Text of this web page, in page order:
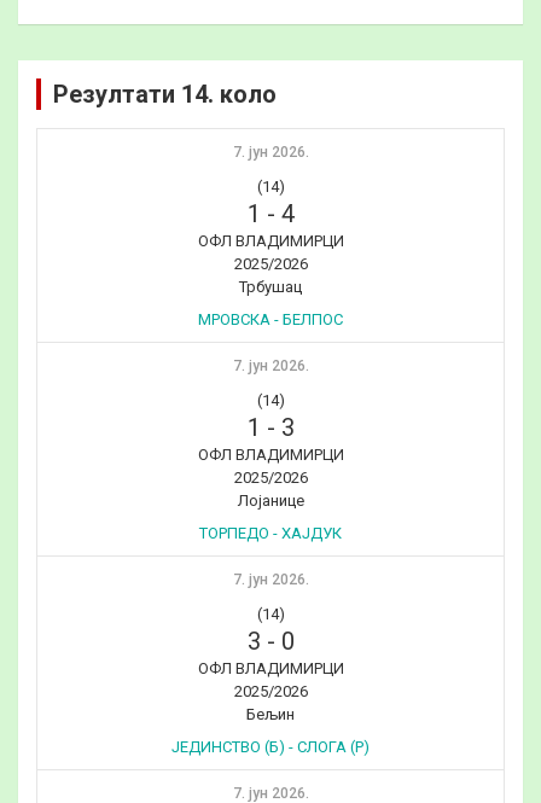
Резултати 14. коло
7. јун 2026.
(14)
1 - 4
ОФЛ ВЛАДИМИРЦИ
2025/2026
Трбушац
МРОВСКА - БЕЛПОС
7. јун 2026.
(14)
1 - 3
ОФЛ ВЛАДИМИРЦИ
2025/2026
Лојанице
ТОРПЕДО - ХАЈДУК
7. јун 2026.
(14)
3 - 0
ОФЛ ВЛАДИМИРЦИ
2025/2026
Бељин
ЈЕДИНСТВО (Б) - СЛОГА (Р)
7. јун 2026.